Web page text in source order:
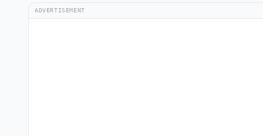
ADVERTISEMENT